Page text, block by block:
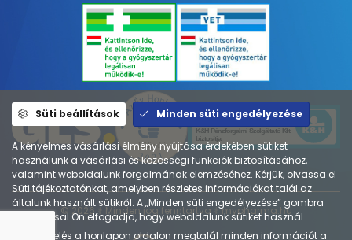
© 2026 ⚕︎ Minden jog fenntartva ⚕︎ mypharma.hu
Süti beállítások Minden süti engedélyezése
A kényelmes vásárlási élmény nyújtása érdekében sütiket
használunk a vásárlási és közösségi funkciók biztosításához,
valamint weboldalunk forgalmának elemzéséhez. Kérjük, olvassa el
Süti tájékoztatónkat, amelyben részletes információkat talál az
általunk használt sütikről. A „Minden süti engedélyezése” gombra
kattintással Ön elfogadja, hogy weboldalunk sütiket használ.
Sütikezelés a honlapon oldalon megtalál minden információt a